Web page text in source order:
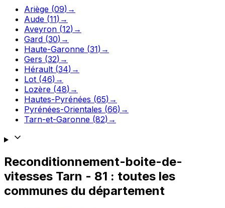
Ariège (09) →
Aude (11) →
Aveyron (12) →
Gard (30) →
Haute-Garonne (31) →
Gers (32) →
Hérault (34) →
Lot (46) →
Lozère (48) →
Hautes-Pyrénées (65) →
Pyrénées-Orientales (66) →
Tarn-et-Garonne (82) →
Reconditionnement-boite-de-
vitesses Tarn - 81 : toutes les
communes du département